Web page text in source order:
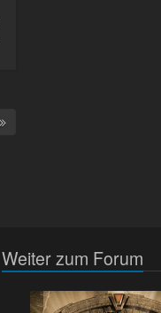
Weiter zum Forum